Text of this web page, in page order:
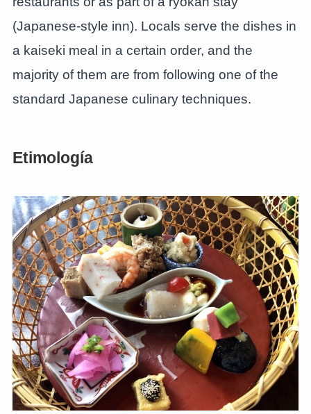
(Japanese-style inn). Locals serve the dishes in
a kaiseki meal in a certain order, and the
majority of them are from following one of the
standard Japanese culinary techniques.
Etimología